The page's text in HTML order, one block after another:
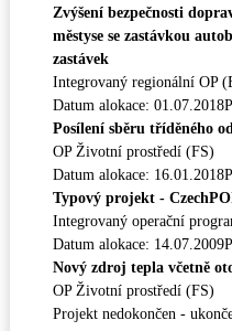
Zvýšení bezpečnosti
městyse se zastávkou
zastávek
Integrovaný regionální OP
Datum alokace:
Posílení sběru tříděného
OP Životní prostředí (FS)
Datum alokace:
Typový projekt -
Integrovaný operační
Datum alokace:
Nový zdroj tepla včetně
OP Životní prostředí (FS)
Projekt nedokončen -